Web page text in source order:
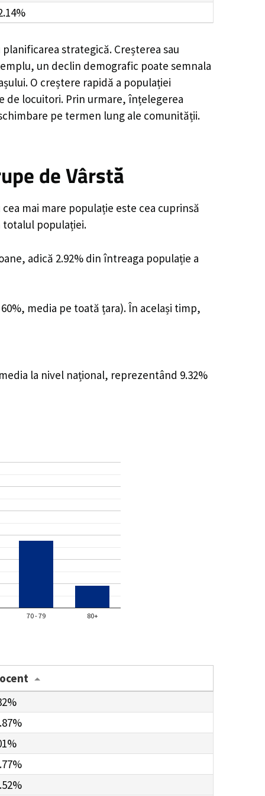
strategică. Creșterea sau
un declin demografic poate semnala
O creștere rapidă a populației
de locuitori. Prin urmare, înțelegerea
pe termen lung ale comunității.
de Vârstă
mai mare populație este cea cuprinsă
totalul populației.
adică 2.92% din întreaga populație a
media pe toată țara). În același timp,
la nivel național, reprezentând 9.32%
70 - 79 80+